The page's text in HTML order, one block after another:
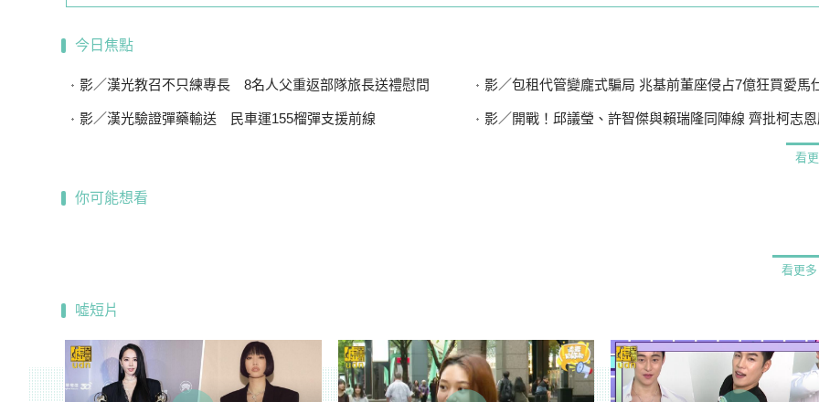
今日焦點
影／漢光教召不只練專長 8名人父重返部隊旅長送禮慰問 影／包租代管變龐式騙局 兆基前董座侵占7億狂買愛馬仕 李建
影／漢光驗證彈藥輸送 民車運155榴彈支援前線 影／開戰！邱議瑩、許智傑與賴瑞隆同陣線 齊批柯志恩應向陳
看
你可能想看
看更多
噓短片